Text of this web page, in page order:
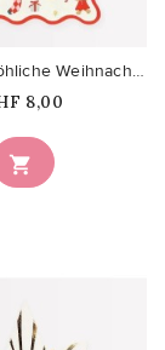

Servietten fröhliche Weihnachten
8,00